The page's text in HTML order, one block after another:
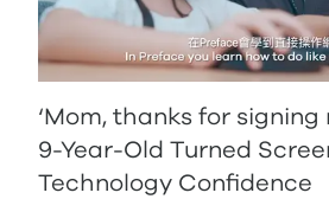
‘Mom, thanks for signing
9-Year-Old Turned
Technology Confidence